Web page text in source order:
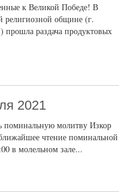
к Великой Победе! В
религиозной общине (г.
раздача продуктовых
2021
поминальную молитву Изкор
чтение поминальной
в молельном зале...